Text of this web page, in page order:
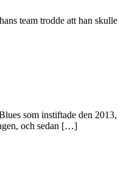
team trodde att han
som instiftade den
och sedan […]